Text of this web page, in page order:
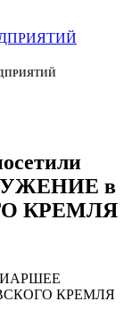
в
КРЕМЛЯ
КРЕМЛЯ